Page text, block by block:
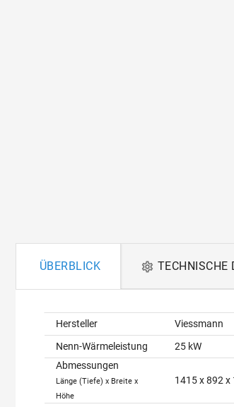
ÜBERBLICK TECHNISCHE
Hersteller
Viessmann
Nenn-Wärmeleistung
25 kW
Abmessungen
Länge (Tiefe) x Breite x
Höhe
1415 x 892 x